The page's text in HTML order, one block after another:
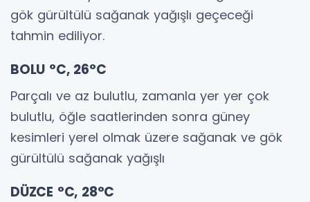
gök gürültülü sağanak yağışlı geçeceği
tahmin ediliyor.
BOLU °C, 26°C
Parçalı ve az bulutlu, zamanla yer yer çok
bulutlu, öğle saatlerinden sonra güney
kesimleri yerel olmak üzere sağanak ve gök
gürültülü sağanak yağışlı
DÜZCE °C, 28°C